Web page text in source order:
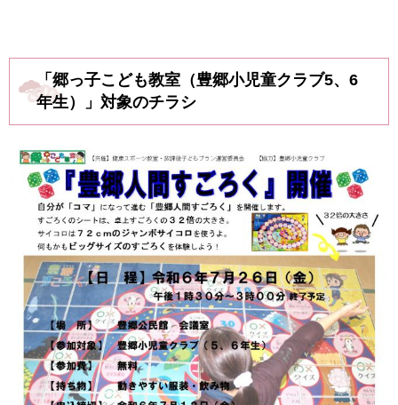
「郷っ子こども教室（豊郷小児童クラブ5、6
年生）」対象のチラシ